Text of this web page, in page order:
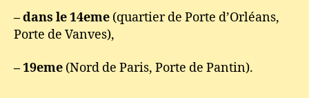
– dans le 14eme (quartier de Porte d’Orléans,
Porte de Vanves),
– 19eme (Nord de Paris, Porte de Pantin).